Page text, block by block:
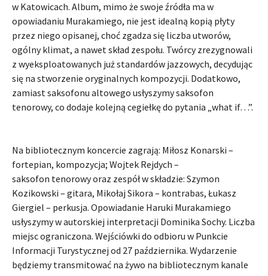
w Katowicach. Album, mimo że swoje źródła ma w
opowiadaniu Murakamiego, nie jest idealną kopią płyty
przez niego opisanej, choć zgadza się liczba utworów,
ogólny klimat, a nawet skład zespołu. Twórcy zrezygnowali
z wyeksploatowanych już standardów jazzowych, decydując
się na stworzenie oryginalnych kompozycji. Dodatkowo,
zamiast saksofonu altowego usłyszymy saksofon
tenorowy, co dodaje kolejną cegiełkę do pytania „what if…”.
Na bibliotecznym koncercie zagrają: Miłosz Konarski –
fortepian, kompozycja; Wojtek Rejdych –
saksofon tenorowy oraz zespół w składzie: Szymon
Kozikowski – gitara, Mikołaj Sikora – kontrabas, Łukasz
Giergiel – perkusja. Opowiadanie Haruki Murakamiego
usłyszymy w autorskiej interpretacji Dominika Sochy. Liczba
miejsc ograniczona. Wejściówki do odbioru w Punkcie
Informacji Turystycznej od 27 października. Wydarzenie
będziemy transmitować na żywo na bibliotecznym kanale